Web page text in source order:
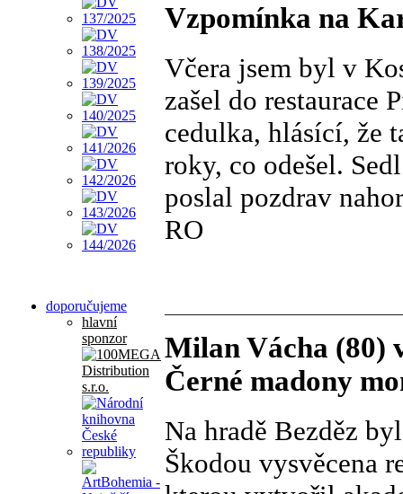
doporučujeme
hlavní
sponzor
Vzpomínka na
Včera jsem byl v
zašel do restaurace
cedulka, hlásící, že
roky, co odešel.
poslal pozdrav
RO
Milan Vácha (80)
Černé madony
Na hradě Bezděz
Škodou vysvěcena